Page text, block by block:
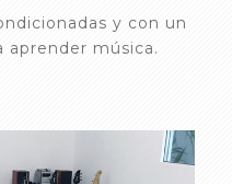
y con un
aprender música.